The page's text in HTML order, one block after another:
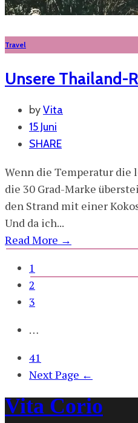
Travel
Unsere Thailand-
byVita
15 Juni
SHARE
Wenn die Temperatur die
die 30 Grad-Marke
den Strand mit einer
Und da ich...
Read More →
1
2
3
…
41
Next Page ←
Vita Corio